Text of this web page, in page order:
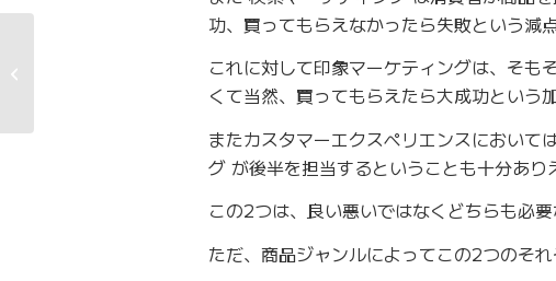
功、買ってもらえなかったら失敗という減
これに対して印象マーケティングは、そも
くて当然、買ってもらえたら大成功という
またカスタマーエクスペリエンスにおいて
グ が後半を担当するということも十分あり
この2つは、良い悪いではなくどちらも必要
ただ、商品ジャンルによってこの2つのそ